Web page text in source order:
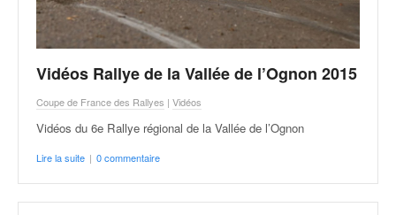
Vidéos Rallye de la Vallée de l’Ognon 2015
Coupe de France des Rallyes | Vidéos
Vidéos du 6e Rallye régional de la Vallée de l’Ognon
Lire la suite | 0 commentaire